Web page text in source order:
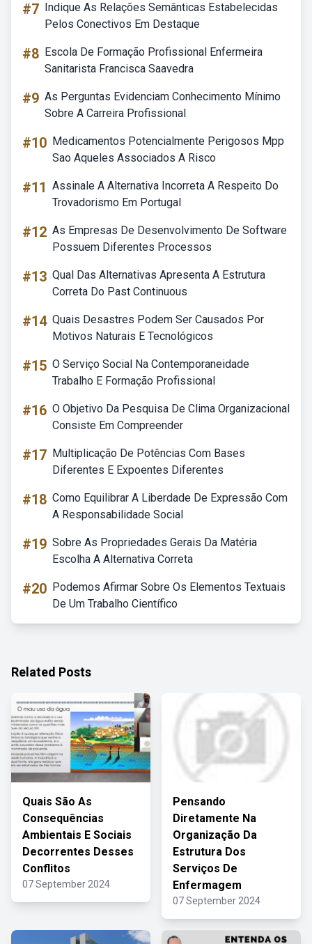
#7 Indique As Relações Semânticas Estabelecidas
Pelos Conectivos Em Destaque
#8 Escola De Formação Profissional Enfermeira
Sanitarista Francisca Saavedra
#9 As Perguntas Evidenciam Conhecimento Mínimo
Sobre A Carreira Profissional
#10 Medicamentos Potencialmente Perigosos Mpp
Sao Aqueles Associados A Risco
#11 Assinale A Alternativa Incorreta A Respeito Do
Trovadorismo Em Portugal
#12 As Empresas De Desenvolvimento De Software
Possuem Diferentes Processos
#13 Qual Das Alternativas Apresenta A Estrutura
Correta Do Past Continuous
#14 Quais Desastres Podem Ser Causados Por
Motivos Naturais E Tecnológicos
#15 O Serviço Social Na Contemporaneidade
Trabalho E Formação Profissional
#16 O Objetivo Da Pesquisa De Clima Organizacional
Consiste Em Compreender
#17 Multiplicação De Potências Com Bases
Diferentes E Expoentes Diferentes
#18 Como Equilibrar A Liberdade De Expressão Com
A Responsabilidade Social
#19 Sobre As Propriedades Gerais Da Matéria
Escolha A Alternativa Correta
#20 Podemos Afirmar Sobre Os Elementos Textuais
De Um Trabalho Científico
Related Posts
Quais São As
Consequências
Ambientais E Sociais
Decorrentes Desses
Conflitos
07 September 2024
Pensando
Diretamente Na
Organização Da
Estrutura Dos
Serviços De
Enfermagem
07 September 2024